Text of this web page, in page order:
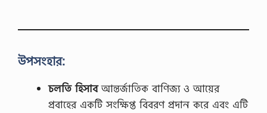
উপসংহার:
চলতি হিসাবআন্তর্জাতিক বাণিজ্য ও আয়ের
প্রবাহের একটি সংক্ষিপ্ত বিবরণ প্রদান করে এবং এটি